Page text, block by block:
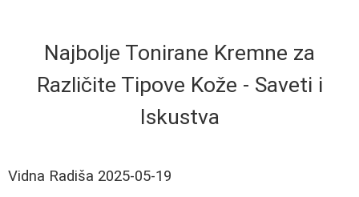
Najbolje Tonirane Kremne za
Različite Tipove Kože - Saveti i
Iskustva
Vidna Radiša 2025-05-19